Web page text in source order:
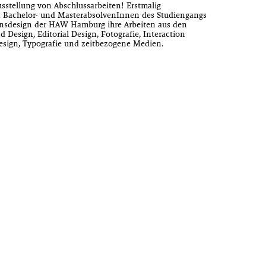
von Abschlussarbeiten! Erstmalig
Bachelor- und MasterabsolvenInnen des Studiengangs
der HAW Hamburg ihre Arbeiten aus den
Design, Editorial Design, Fotografie, Interaction
Typografie und zeitbezogene Medien.